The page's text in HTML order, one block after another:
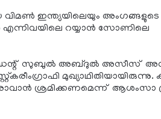
ഇന്ത്യയിലെയും അംഗങ്ങളുടെ
എന്നിവയിലെ റയ്യാൻ സോണിലെ
സുബുൽ അബ്ദുൽ അസീസ്
മുഖ്യാഥിതിയായിരുന്നു.
ശ്രമിക്കണമെന്ന് ആശംസാ